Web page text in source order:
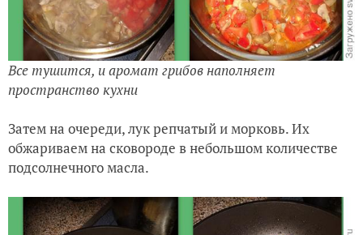
Все тушится, и аромат грибов наполняет
пространство кухни
Затем на очереди, лук репчатый и морковь. Их
обжариваем на сковороде в небольшом количестве
подсолнечного масла.